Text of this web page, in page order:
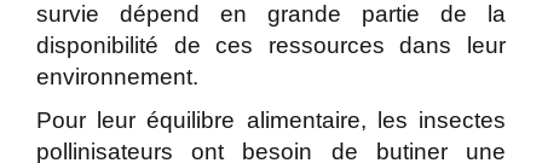
survie dépend en grande partie de la
disponibilité de ces ressources dans leur
environnement.
Pour leur équilibre alimentaire, les insectes
pollinisateurs ont besoin de butiner une